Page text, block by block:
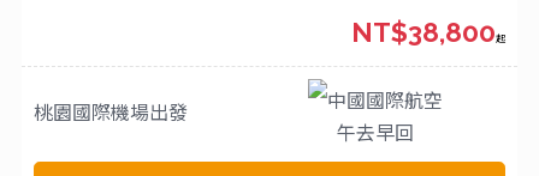
桃園國際機場出發
中國國際航空
午去早回
NT$38,800起